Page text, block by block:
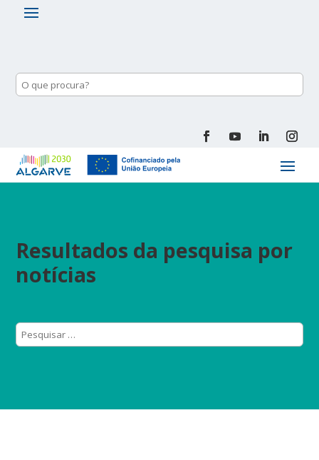
Resultados da pesquisa por
notícias